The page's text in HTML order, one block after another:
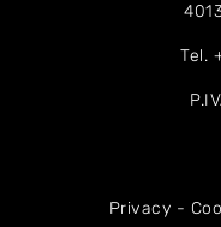
Tel.
Privacy -